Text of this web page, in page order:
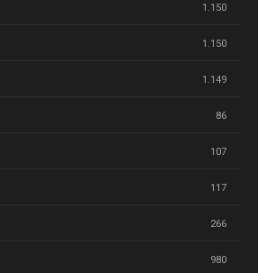
1.150
1.150
1.149
86
107
117
266
980